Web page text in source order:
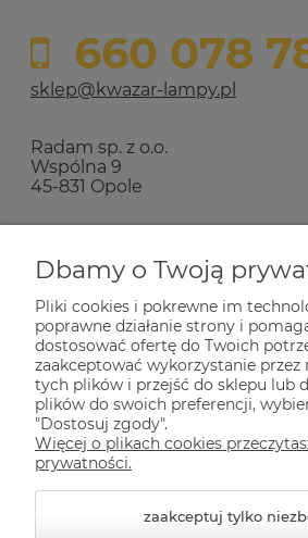
660 078
sklep@kwazar-lampy.pl
Radam sp. z o.o.
Wspólna 9
45-831 Opole
Zakupy
Pomoc
Dla Ciebie
Informacje
Dbamy o Twoją
Pliki cookies i pokrewne im
poprawne działanie strony i
dostosować ofertę do Twoich
zaakceptować wykorzystanie przez
tych plików i przejść do sklepu lub
plików do swoich preferencji,
"Dostosuj zgody".
Więcej o plikach cookies
prywatności.
zaakceptuj tylko